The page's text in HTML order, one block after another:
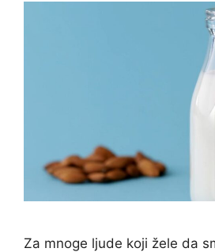
Za mnoge ljude koji žele da